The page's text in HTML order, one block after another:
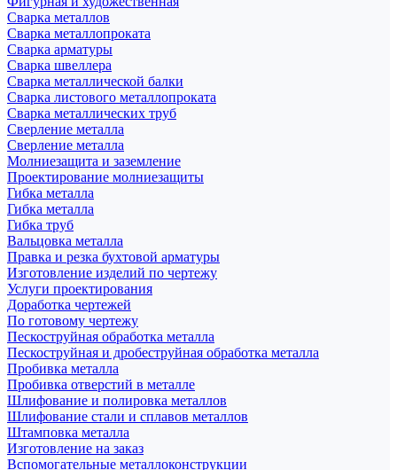
Сварка металлов
Сварка металлопроката
Сварка арматуры
Сварка швеллера
Сварка металлической балки
Сварка листового металлопроката
Сварка металлических труб
Сверление металла
Сверление металла
Молниезащита и заземление
Проектирование молниезащиты
Гибка металла
Гибка металла
Гибка труб
Вальцовка металла
Правка и резка бухтовой арматуры
Изготовление изделий по чертежу
Услуги проектирования
Доработка чертежей
По готовому чертежу
Пескоструйная обработка металла
Пескоструйная и дробеструйная обработка металла
Пробивка металла
Пробивка отверстий в металле
Шлифование и полировка металлов
Шлифование стали и сплавов металлов
Штамповка металла
Изготовление на заказ
Вспомогательные металлоконструкции